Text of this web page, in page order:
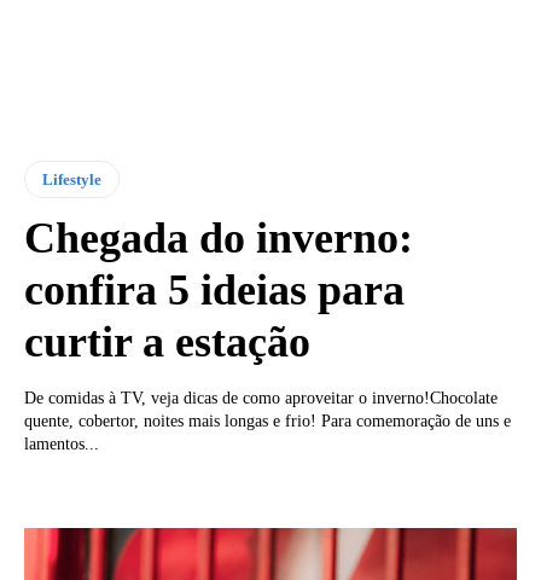
Lifestyle
Chegada do inverno:
confira 5 ideias para
curtir a estação
De comidas à TV, veja dicas de como aproveitar o inverno!Chocolate
quente, cobertor, noites mais longas e frio! Para comemoração de uns e
lamentos...